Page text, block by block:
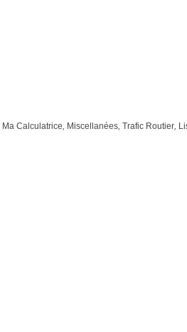
Ma Calculatrice, Miscellanées, Trafic Routier,